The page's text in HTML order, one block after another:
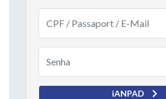
iANPAD